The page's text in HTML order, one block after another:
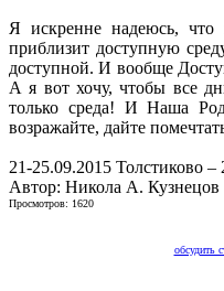
Я искренне надеюсь, что
приблизит доступную
доступной. И вообще
А я вот хочу, чтобы все
только среда! И Наша
возражайте, дайте
21-25.09.2015 Толстиково –
Автор: Никола А. Кузнецов
Просмотров: 1620
обсудить